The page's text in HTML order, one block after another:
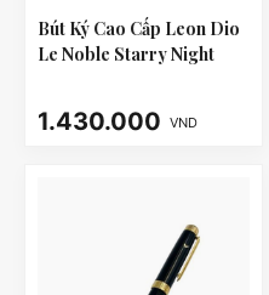
Bút Ký Cao Cấp Leon Dio
Le Noble Starry Night
1.430.000 VND